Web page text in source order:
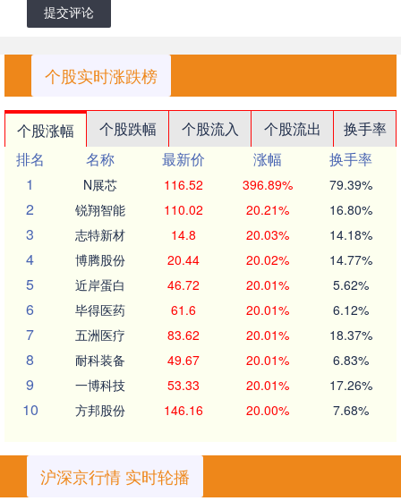
提交评论
个股实时涨跌榜
个股涨幅 个股跌幅 个股流入 个股流出
换手率
排名
名称 最新价 涨幅
换手率
1
N展芯 116.52 396.89% 79.39%
2 锐翔智能 110.02 20.21% 16.80%
3 志特新材 14.8 20.03% 14.18%
4 博腾股份 20.44 20.02% 14.77%
5 近岸蛋白 46.72 20.01% 5.62%
6 毕得医药 61.6 20.01% 6.12%
7 五洲医疗 83.62 20.01% 18.37%
8 耐科装备 49.67 20.01% 6.83%
9 一博科技 53.33 20.01% 17.26%
10 方邦股份 146.16 20.00% 7.68%
沪深京行情 实时轮播